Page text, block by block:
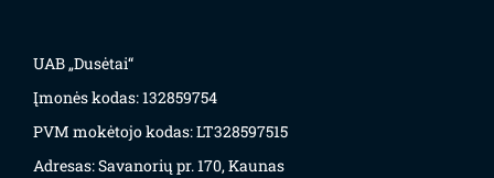
UAB „Dusėtai“
Įmonės kodas: 132859754
PVM mokėtojo kodas: LT328597515
Adresas: Savanorių pr. 170, Kaunas